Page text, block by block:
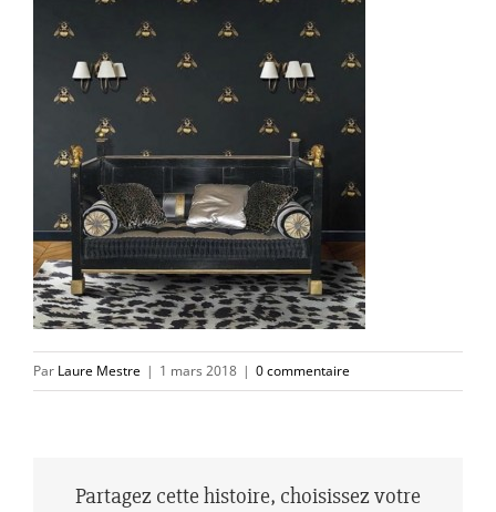
Par Laure Mestre | 1 mars 2018 | 0 commentaire
Partagez cette histoire, choisissez votre